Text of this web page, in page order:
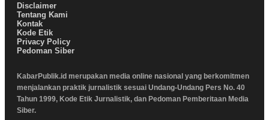
Disclaimer
Tentang Kami
Kontak
Kode Etik
Privacy Policy
Pedoman Siber
KabarPublik.id merupakan media online nasional yang berkomitmen
menjalankan praktik jurnalistik sesuai Undang-Undang Pers No. 40
Tahun 1999, Kode Etik Jurnalistik, dan Pedoman Pemberitaan Media
Siber.